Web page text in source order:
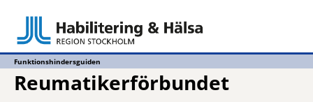
Funktionshindersguiden
Reumatikerförbundet